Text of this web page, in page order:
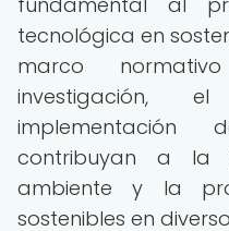
tecnológica en
marco
investigación,
contribuyan a la
ambiente y la
sostenibles en